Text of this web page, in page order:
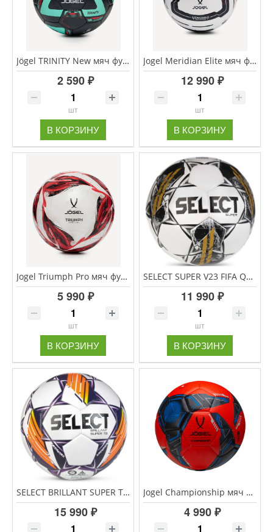
Jögel TRINITY New мяч футбольный размер 5
2 590 ₽
шт
В КОРЗИНУ
Jogel Meridian Elite мяч футбольный размер 5 (сезон 26/27 РФС ПРО)
12 990 ₽
шт
В КОРЗИНУ
Jogel Triumph Pro мяч футбольный размер 5
5 990 ₽
шт
В КОРЗИНУ
SELECT SUPER V23 FIFA QUALITY PRO мяч футбольный размер 5
11 990 ₽
шт
В КОРЗИНУ
SELECT BRILLANT SUPER TB V24 FIFA QUALITY PRO мяч футбольный размер 5
15 990 ₽
Jogel Championship мяч футбольный размер 5, оранжевый/синий/черный
4 990 ₽